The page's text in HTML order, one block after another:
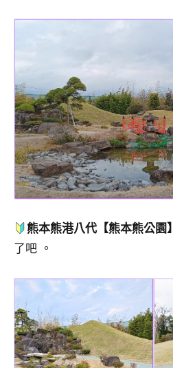
熊本熊港八代【熊本熊公園】
了吧 。